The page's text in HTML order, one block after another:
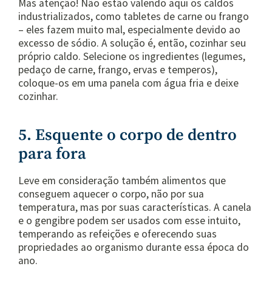
Mas atenção! Não estão valendo aqui os caldos
industrializados, como tabletes de carne ou frango
– eles fazem muito mal, especialmente devido ao
excesso de sódio. A solução é, então, cozinhar seu
próprio caldo. Selecione os ingredientes (legumes,
pedaço de carne, frango, ervas e temperos),
coloque-os em uma panela com água fria e deixe
cozinhar.
5. Esquente o corpo de dentro
para fora
Leve em consideração também alimentos que
conseguem aquecer o corpo, não por sua
temperatura, mas por suas características. A canela
e o gengibre podem ser usados com esse intuito,
temperando as refeições e oferecendo suas
propriedades ao organismo durante essa época do
ano.